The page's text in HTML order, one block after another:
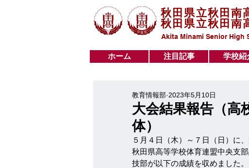
秋田県立秋田南
秋田県立秋田南
Akita Minami Senior High
学校紹
注目記事
ホーム
ホーム 注目記事 学校紹
大会結果報告（高
体）
教育情報部 2023年5月10日
５月４日（木）～７日（日）に
秋田県高等学校体育連盟中央支
技部が以下の成績を収めました。